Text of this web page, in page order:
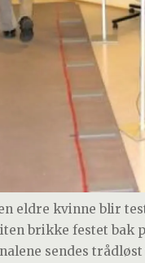
eldre kvinne blir
brikke festet bak
sendes trådløst